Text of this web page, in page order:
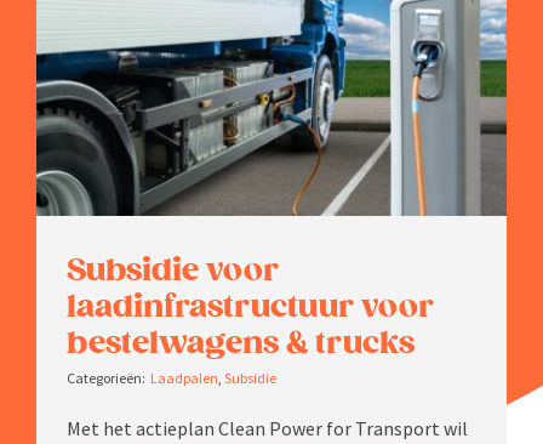
naar:
Subsidie voor
laadinfrastructuur voor
bestel­wagens & trucks
Laadpalen, Subsidie
Met het actieplan Clean Power for Transport wil